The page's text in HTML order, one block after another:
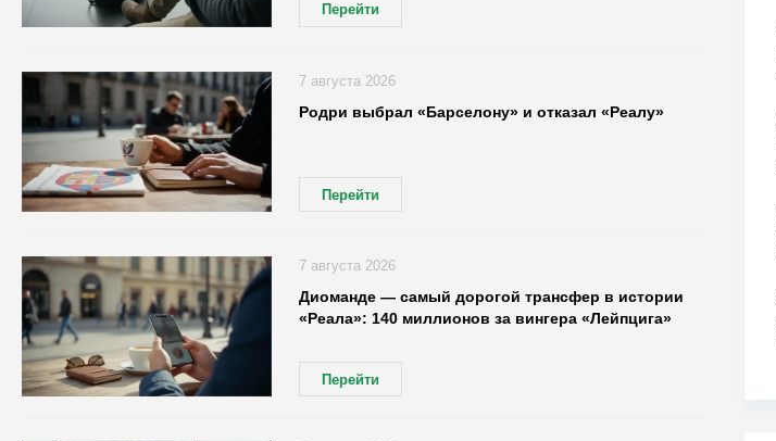
Перейти
Родри выбрал «Барселону» и отказал «Реалу»
Перейти
7 августа 2026
Диоманде — самый дорогой трансфер в истории
«Реала»: 140 миллионов за вингера «Лейпцига»
Перейти
7 августа 2026